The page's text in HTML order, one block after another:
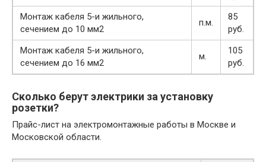
Монтаж кабеля 5-и жильного,
сечением до 10 мм2
п.м.
85
руб.
Монтаж кабеля 5-и жильного,
сечением до 16 мм2
м.
105
руб.
Сколько берут электрики за установку
розетки?
Прайс-лист на электромонтажные работы в Москве и
Московской области.